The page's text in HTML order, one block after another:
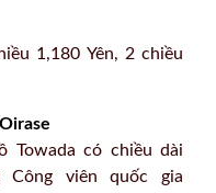
1,180 Yên, 2 chiều
Towada có chiều dài
Công viên quốc gia